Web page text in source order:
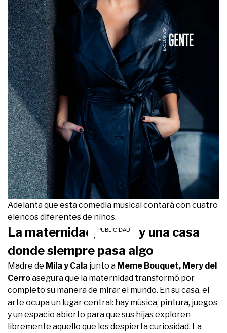
Adelanta que esta comedia musical contará con cuatro
elencos diferentes de niños.
La maternidad, el arte y una casa
donde siempre pasa algo
Madre de Mila y Cala junto a Meme Bouquet, Mery del
Cerroasegura que la maternidad transformó por
completo su manera de mirar el mundo. En su casa, el
arte ocupa un lugar central: hay música, pintura, juegos
y un espacio abierto para que sus hijas exploren
libremente aquello que les despierta curiosidad. La